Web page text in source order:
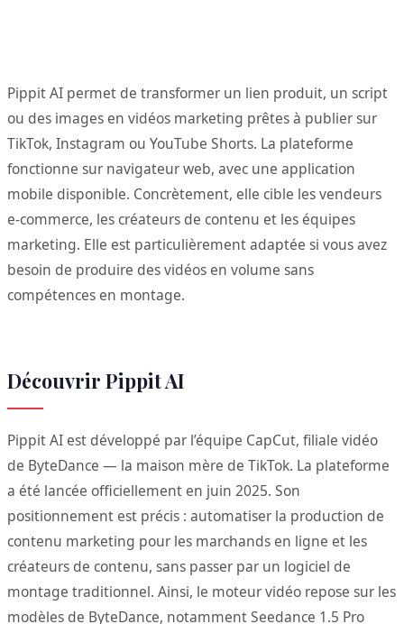
Pippit AI permet de transformer un lien produit, un script
ou des images en vidéos marketing prêtes à publier sur
TikTok, Instagram ou YouTube Shorts. La plateforme
fonctionne sur navigateur web, avec une application
mobile disponible. Concrètement, elle cible les vendeurs
e-commerce, les créateurs de contenu et les équipes
marketing. Elle est particulièrement adaptée si vous avez
besoin de produire des vidéos en volume sans
compétences en montage.
Découvrir Pippit AI
Pippit AI est développé par l’équipe CapCut, filiale vidéo
de ByteDance — la maison mère de TikTok. La plateforme
a été lancée officiellement en juin 2025. Son
positionnement est précis : automatiser la production de
contenu marketing pour les marchands en ligne et les
créateurs de contenu, sans passer par un logiciel de
montage traditionnel. Ainsi, le moteur vidéo repose sur les
modèles de ByteDance, notamment Seedance 1.5 Pro